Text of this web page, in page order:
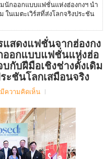
นักออกแบบแฟชั่นแห่งฮ่องกงฯ นำ
ในเมตะเวิร์สที่ส่งโลกจริงประชัน
แสดงแฟชั่นจากฮ่องกง
ออกแบบแฟชั่นแห่งฮ่อ
กับฝีมือเชิงช่างดั้งเดิม
ะชันโลกเสมือนจริง
ความคิดเห็น